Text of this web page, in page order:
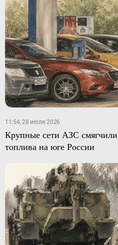
11:54, 28 июля 2026
Крупные сети АЗС
топлива на юге России